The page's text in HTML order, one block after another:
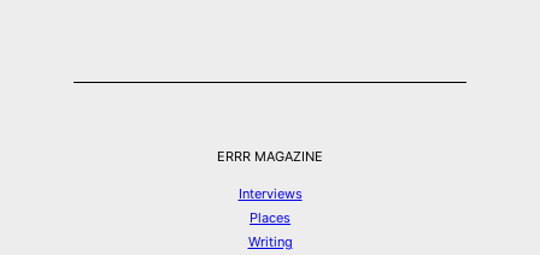
ERRR MAGAZINE
Interviews
Places
Writing